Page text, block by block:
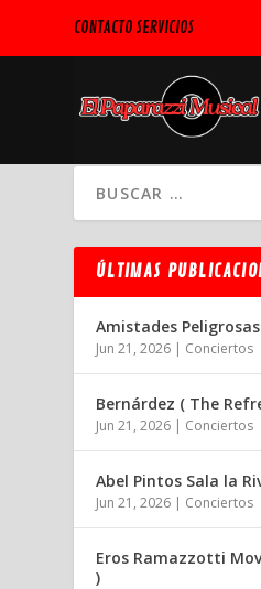
CONTACTO SERVICIOS
ÚLTIMAS
Amistades
Jun 21, 2026 | Conciertos
Bernárdez ( The
Jun 21, 2026 | Conciertos
Abel Pintos Sala la
Jun 21, 2026 | Conciertos
Eros Ramazzotti
)